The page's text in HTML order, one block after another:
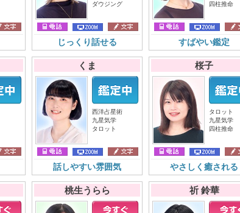
ダウジング
じっくり話せる
四柱推命
すばやい鑑定
くま
西洋占星術
九星気学
タロット
話しやすい雰囲気
桜子
タロット
九星気学
四柱推命
やさしく癒される
桃生うらら 祈 鈴華